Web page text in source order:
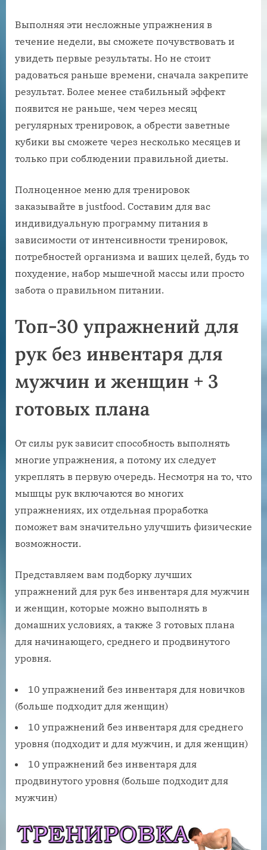
Выполняя эти несложные упражнения в
течение недели, вы сможете почувствовать и
увидеть первые результаты. Но не стоит
радоваться раньше времени, сначала закрепите
результат. Более менее стабильный эффект
появится не раньше, чем через месяц
регулярных тренировок, а обрести заветные
кубики вы сможете через несколько месяцев и
только при соблюдении правильной диеты.
Полноценное меню для тренировок
заказывайте в justfood. Составим для вас
индивидуальную программу питания в
зависимости от интенсивности тренировок,
потребностей организма и ваших целей, будь то
похудение, набор мышечной массы или просто
забота о правильном питании.
Топ-30 упражнений для
рук без инвентаря для
мужчин и женщин + 3
готовых плана
От силы рук зависит способность выполнять
многие упражнения, а потому их следует
укреплять в первую очередь. Несмотря на то, что
мышцы рук включаются во многих
упражнениях, их отдельная проработка
поможет вам значительно улучшить физические
возможности.
Представляем вам подборку лучших
упражнений для рук без инвентаря для мужчин
и женщин, которые можно выполнять в
домашних условиях, а также 3 готовых плана
для начинающего, среднего и продвинутого
уровня.
10 упражнений без инвентаря для новичков
(больше подходит для женщин)
10 упражнений без инвентаря для среднего
уровня (подходит и для мужчин, и для женщин)
10 упражнений без инвентаря для
продвинутого уровня (больше подходит для
мужчин)